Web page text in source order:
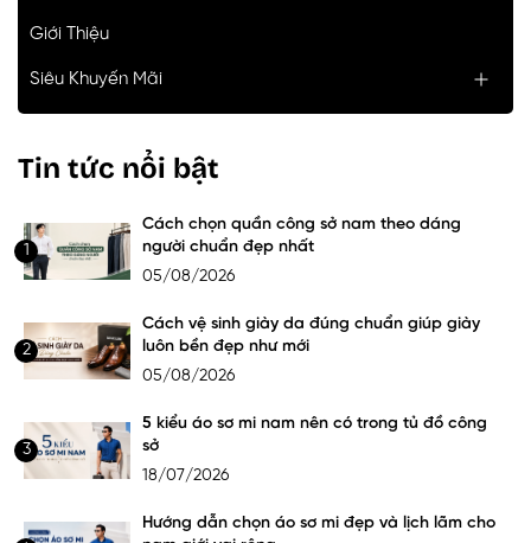
Giới Thiệu
Siêu Khuyến Mãi
Tin tức nổi bật
1
Cách chọn quần công sở nam theo dáng
người chuẩn đẹp nhất
05/08/2026
2
Cách vệ sinh giày da đúng chuẩn giúp giày
luôn bền đẹp như mới
05/08/2026
3
5 kiểu áo sơ mi nam nên có trong tủ đồ công
sở
18/07/2026
Hướng dẫn chọn áo sơ mi đẹp và lịch lãm cho